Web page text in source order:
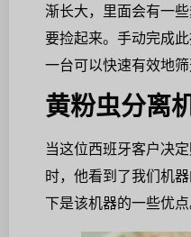
渐长大，里面会有一
要捡起来。手动完成
一台可以快速有效地筛
黄粉虫分离
当这位西班牙客户决
时，他看到了我们机
下是该机器的一些优点